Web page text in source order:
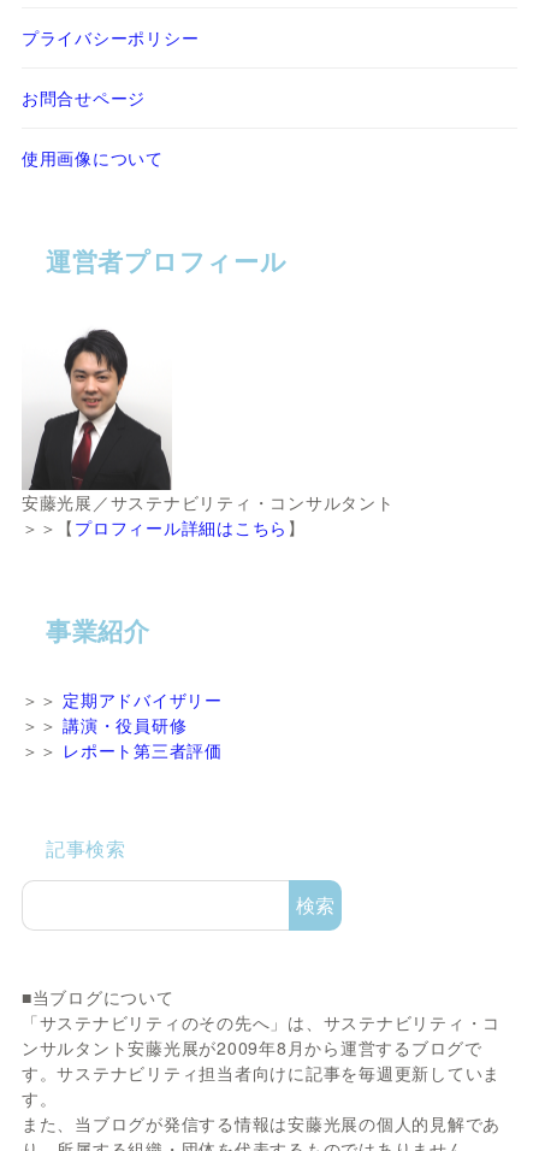
プライバシーポリシー
お問合せページ
使用画像について
運営者プロフィール
安藤光展／サステナビリティ・コンサルタント
＞＞【 プロフィール詳細はこちら 】
事業紹介
＞＞ 定期アドバイザリー
＞＞講演・役員研修
＞＞ レポート第三者評価
記事検索
検索
■当ブログについて
「サステナビリティのその先へ」は、サステナビリティ・コ
ンサルタント安藤光展が2009年8月から運営するブログで
す。サステナビリティ担当者向けに記事を毎週更新していま
す。
また、当ブログが発信する情報は安藤光展の個人的見解であ